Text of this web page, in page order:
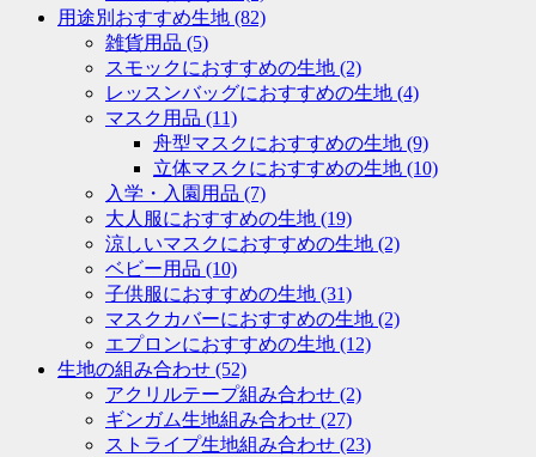
用途別おすすめ生地 (82)
雑貨用品 (5)
スモックにおすすめの生地 (2)
レッスンバッグにおすすめの生地 (4)
マスク用品 (11)
舟型マスクにおすすめの生地 (9)
立体マスクにおすすめの生地 (10)
入学・入園用品 (7)
大人服におすすめの生地 (19)
涼しいマスクにおすすめの生地 (2)
ベビー用品 (10)
子供服におすすめの生地 (31)
マスクカバーにおすすめの生地 (2)
エプロンにおすすめの生地 (12)
生地の組み合わせ (52)
アクリルテープ組み合わせ (2)
ギンガム生地組み合わせ (27)
ストライプ生地組み合わせ (23)